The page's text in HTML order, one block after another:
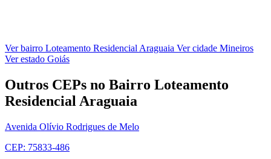
Ver bairro Loteamento Residencial Araguaia Ver cidade Mineiros
Ver estado Goiás
Outros CEPs no Bairro Loteamento
Residencial Araguaia
Avenida Olívio Rodrigues de Melo
CEP: 75833-486